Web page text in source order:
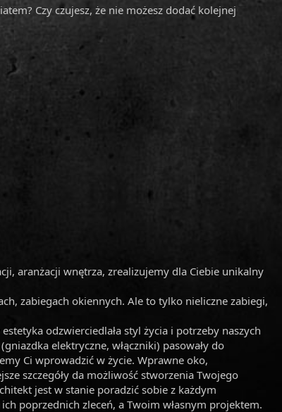
Czy czujesz, że nie możesz dodać kolejnej
aranżacji wnętrza, zrealizujemy dla Ciebie unikalny
zabiegach okiennych. Ale to tylko nieliczne zabiegi,
odzwierciedlała styl życia i potrzeby naszych
elektryczne, włączniki) pasowały do
Ci wprowadzić w życie. Wprawne oko,
szczegóły da możliwość stworzenia Twojego
jest w stanie poradzić sobie z każdym
poprzednich zleceń, a Twoim własnym projektem.